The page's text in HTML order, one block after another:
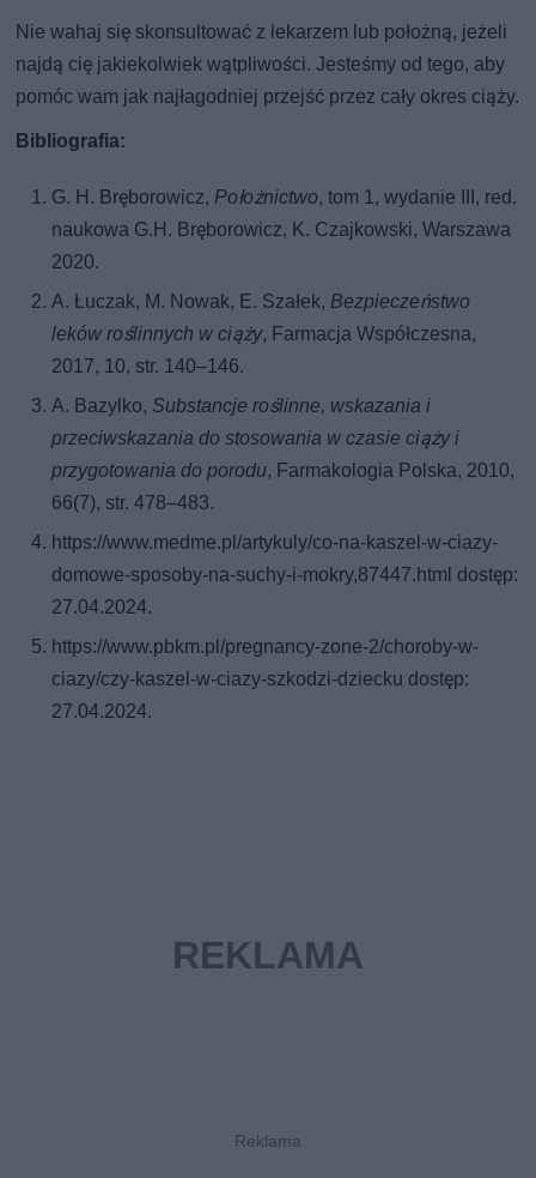
Nie wahaj się skonsultować z lekarzem lub położną, jeżeli
najdą cię jakiekolwiek wątpliwości. Jesteśmy od tego, aby
pomóc wam jak najłagodniej przejść przez cały okres ciąży.
Bibliografia:
G. H. Bręborowicz,Położnictwo, tom 1, wydanie III, red.
naukowa G.H. Bręborowicz, K. Czajkowski, Warszawa
2020.
A. Łuczak, M. Nowak, E. Szałek,Bezpieczeństwo
leków roślinnych w ciąży, Farmacja Współczesna,
2017, 10, str. 140–146.
A. Bazylko, Substancje roślinne, wskazania i
przeciwskazania do stosowania w czasie ciąży i
przygotowania do porodu, Farmakologia Polska, 2010,
66(7), str. 478–483.
https://www.medme.pl/artykuly/co-na-kaszel-w-ciazy-
domowe-sposoby-na-suchy-i-mokry,87447.html dostęp:
27.04.2024.
https://www.pbkm.pl/pregnancy-zone-2/choroby-w-
ciazy/czy-kaszel-w-ciazy-szkodzi-dziecku dostęp:
27.04.2024.